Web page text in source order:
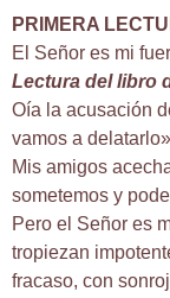
PRIMERA
El Señor es mi
Lectura del libro
Oía la acusación
vamos a
Mis amigos
sometemos y
Pero el Señor es
tropiezan
fracaso, con